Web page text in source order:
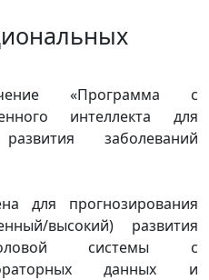
«Программа с
интеллекта для
заболеваний
для прогнозирования
высокий) развития
системы с
данных и